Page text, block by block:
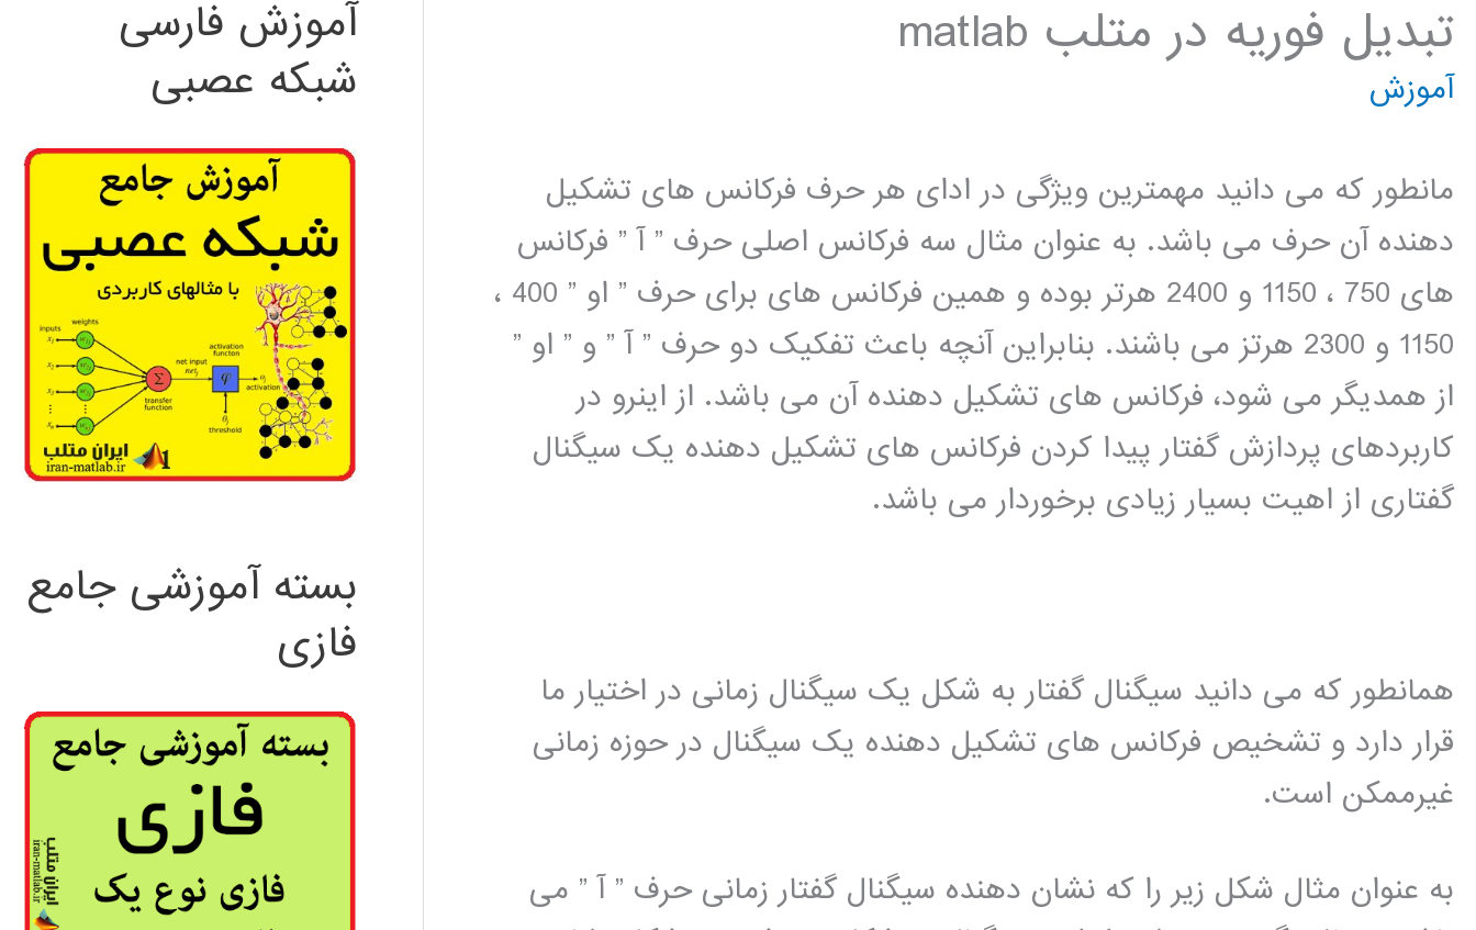
تبدیل فوریه در متلب matlab
آموزش
مانطور که می دانید مهمترین ویژگی در ادای هر حرف فرکانس های تشکیل
دهنده آن حرف می باشد. به عنوان مثال سه فرکانس اصلی حرف ” آ ” فرکانس
های 750 ، 1150 و 2400 هرتر بوده و همین فرکانس های برای حرف ” او ” 400 ،
1150 و 2300 هرتز می باشند. بنابراین آنچه باعث تفکیک دو حرف ” آ ” و ” او ”
از همدیگر می شود، فرکانس های تشکیل دهنده آن می باشد. از اینرو در
کاربردهای پردازش گفتار پیدا کردن فرکانس های تشکیل دهنده یک سیگنال
گفتاری از اهیت بسیار زیادی برخوردار می باشد.
همانطور که می دانید سیگنال گفتار به شکل یک سیگنال زمانی در اختیار ما
قرار دارد و تشخیص فرکانس های تشکیل دهنده یک سیگنال در حوزه زمانی
غیرممکن است.
به عنوان مثال شکل زیر را که نشان دهنده سیگنال گفتار زمانی حرف ” آ ” می
آموزش فارسی
شبکه عصبی
بسته آموزشی جامع
فازی